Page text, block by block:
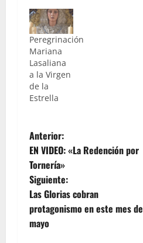
Peregrinación
Mariana
Lasaliana
a la Virgen
de la
Estrella
N
a
v
e
Anterior:
EN VIDEO: «La Redención por
Tornería»
Siguiente:
Las Glorias cobran
protagonismo en este mes de
mayo